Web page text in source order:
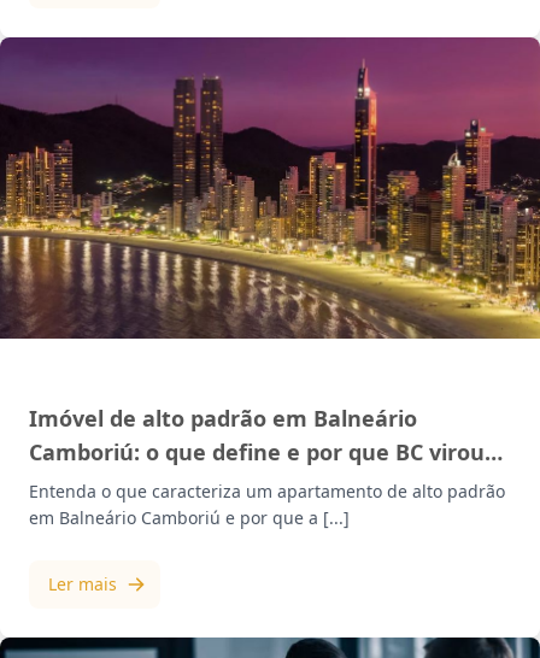
Imóvel de alto padrão em Balneário
Camboriú: o que define e por que BC virou
referência | Mazzotti
Entenda o que caracteriza um apartamento de alto padrão
em Balneário Camboriú e por que a [...]
Ler mais